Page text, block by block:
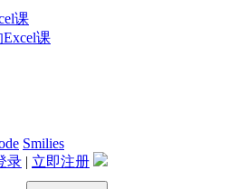
课
Smilies
录 | 立即注册